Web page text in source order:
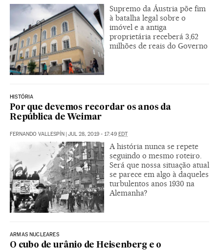
Supremo da Áustria põe fim
à batalha legal sobre o
imóvel e a antiga
proprietária receberá 3,62
milhões de reais do Governo
HISTÓRIA
Por que devemos recordar os anos da
República de Weimar
FERNANDO VALLESPÍN | JUL 28, 2019 - 17:49 EDT
A história nunca se repete
seguindo o mesmo roteiro.
Será que nossa situação atual
se parece em algo à daqueles
turbulentos anos 1930 na
Alemanha?
ARMAS NUCLEARES
O cubo de urânio de Heisenberg e o